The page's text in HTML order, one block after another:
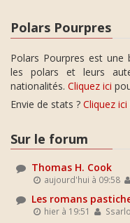
Polars Pourpres
Polars Pourpres est une
les polars et leurs
nationalités. Cliquez ici
Envie de stats ? Cliquez ici
Sur le forum
Thomas H. Cook
aujourd'hui à 09:58
Les romans
hier à 19:51